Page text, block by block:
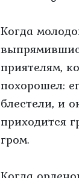
Когда
приятелям,
похорошел:
блестели, и
приходится
гром.